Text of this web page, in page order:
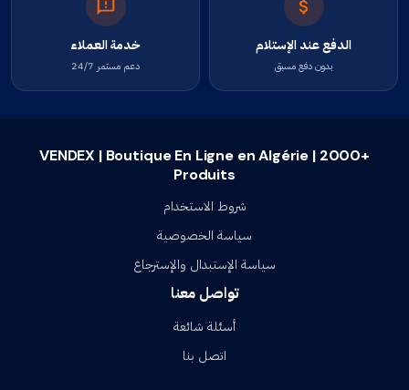
الدفع عند الإستلام
بدون دفع مسبق
خدمة العملاء
دعم مستمر 24/7
VENDEX | Boutique En Ligne en Algérie | 2000+
Produits
شروط الاستخدام
سياسة الخصوصية
سياسة الإستبدال والإسترجاع
تواصل معنا
أسئلة شائعة
اتصل بنا